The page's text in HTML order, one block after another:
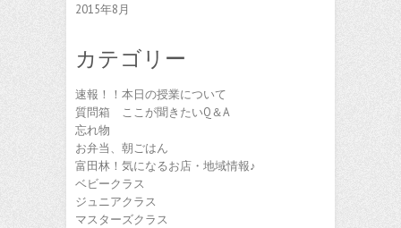
2015年8月
カテゴリー
速報！！本日の授業について
質問箱 ここが聞きたいQ＆A
忘れ物
お弁当、朝ごはん
富田林！気になるお店・地域情報♪
ベビークラス
ジュニアクラス
マスターズクラス